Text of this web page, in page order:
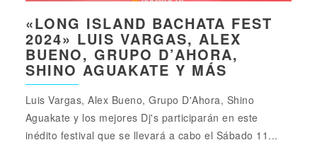
«LONG ISLAND BACHATA FEST
2024» LUIS VARGAS, ALEX
BUENO, GRUPO D’AHORA,
SHINO AGUAKATE Y MÁS
Luis Vargas, Alex Bueno, Grupo D'Ahora, Shino
Aguakate y los mejores Dj's participarán en este
inédito festival que se llevará a cabo el Sábado 11...